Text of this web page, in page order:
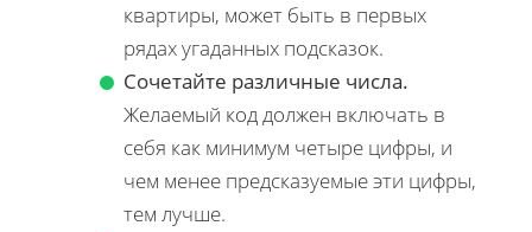
квартиры, может быть в первых
рядах угаданных подсказок.
Сочетайте различные числа.
Желаемый код должен включать в
себя как минимум четыре цифры, и
чем менее предсказуемые эти цифры,
тем лучше.